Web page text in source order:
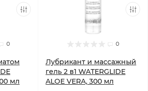
0
мл
0
Лубрикант и массажный
гель 2 в1 WATERGLIDE
ALOE VERA, 300 мл